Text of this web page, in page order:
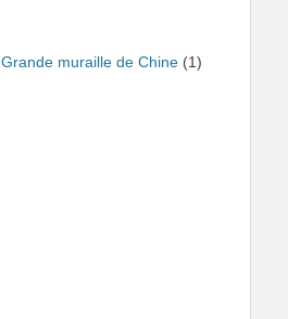
muraille de Chine (1)